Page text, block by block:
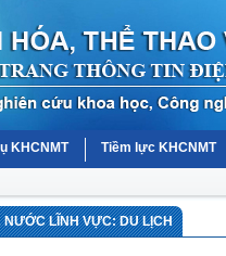
KHCNMT Tiềm lực KHCNMT
LĨNH VỰC: DU LỊCH